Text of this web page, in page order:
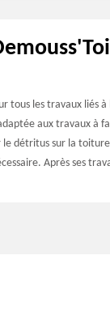
tous les travaux liés
aux travaux à
détritus sur la
Après ses